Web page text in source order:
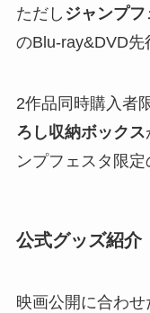
ただし ジャンプ
のBlu-ray&DVD先
2作品同時購入者
ろし収納ボックス
ンプフェスタ限定
公式グッズ紹介
映画公開に合わ